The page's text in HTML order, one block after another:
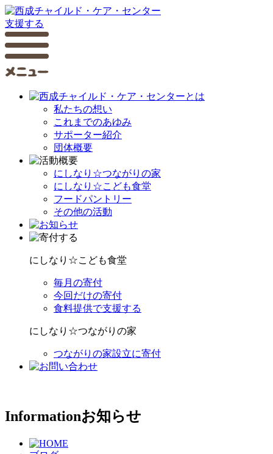
支援する
私たちの想い
これまでのあゆみ
サポーター紹介
団体概要
にしなり☆つながりの家
にしなり☆こども食堂
フードパントリー
その他の活動
にしなり☆こども食堂
毎月の寄付
今回だけの寄付
食料提供で支援する
にしなり☆つながりの家
つながりの家設立に寄付
Informationお知らせ